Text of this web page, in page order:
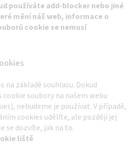
používáte add-blocker nebo jiné
mění náš web, informace o
cookie se nemusí
na základě souhlasu. Dokud
cookie soubory na našem webu
nebudeme je používat. V případě,
cookies udělíte, ale později jej
se dozvíte, jak na to.
liště